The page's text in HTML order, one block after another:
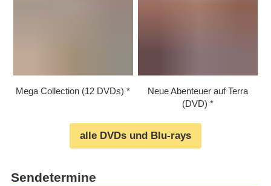
Mega Collection (12 DVDs)
Neue Abenteuer auf Terra
(DVD)
alle DVDs und Blu-rays
Sendetermine